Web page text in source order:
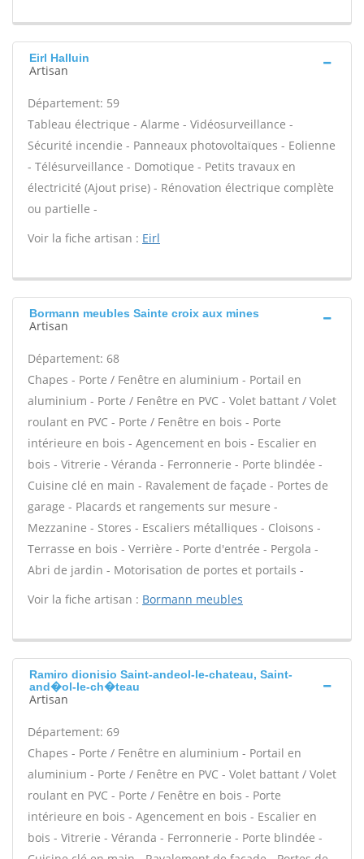
Eirl Halluin
Artisan
Département: 59
Tableau électrique - Alarme - Vidéosurveillance -
Sécurité incendie - Panneaux photovoltaïques - Eolienne
- Télésurveillance - Domotique - Petits travaux en
électricité (Ajout prise) - Rénovation électrique complète
ou partielle -
Voir la fiche artisan : Eirl
Bormann meubles Sainte croix aux mines
Artisan
Département: 68
Chapes - Porte / Fenêtre en aluminium - Portail en
aluminium - Porte / Fenêtre en PVC - Volet battant / Volet
roulant en PVC - Porte / Fenêtre en bois - Porte
intérieure en bois - Agencement en bois - Escalier en
bois - Vitrerie - Véranda - Ferronnerie - Porte blindée -
Cuisine clé en main - Ravalement de façade - Portes de
garage - Placards et rangements sur mesure -
Mezzanine - Stores - Escaliers métalliques - Cloisons -
Terrasse en bois - Verrière - Porte d'entrée - Pergola -
Abri de jardin - Motorisation de portes et portails -
Voir la fiche artisan : Bormann meubles
Ramiro dionisio Saint-andeol-le-chateau, Saint-
and�ol-le-ch�teau
Artisan
Département: 69
Chapes - Porte / Fenêtre en aluminium - Portail en
aluminium - Porte / Fenêtre en PVC - Volet battant / Volet
roulant en PVC - Porte / Fenêtre en bois - Porte
intérieure en bois - Agencement en bois - Escalier en
bois - Vitrerie - Véranda - Ferronnerie - Porte blindée -